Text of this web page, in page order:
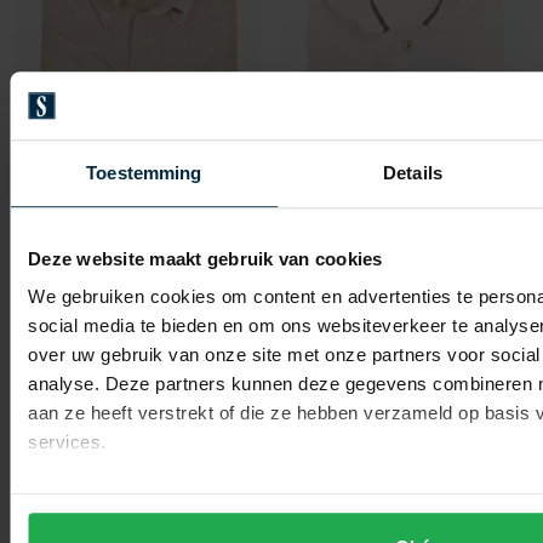
Toestemming Details
Deze website maakt gebruik van cookies
We gebruiken cookies om content en advertenties te
social media te bieden en om ons websiteverkeer te
over uw gebruik van onze site met onze partners voor
analyse. Deze partners kunnen deze gegevens combineren
aan ze heeft verstrekt of die ze hebben verzameld op basis
services.
€ 85,00 € 42,50 -
50% € 115,00€ 57,50 -
50%
Toevoegen aan favorieten